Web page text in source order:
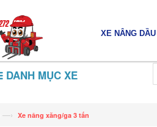
XE NÂNG DẦU
DANH MỤC XE
—› Xe nâng xăng/ga 3 tấn